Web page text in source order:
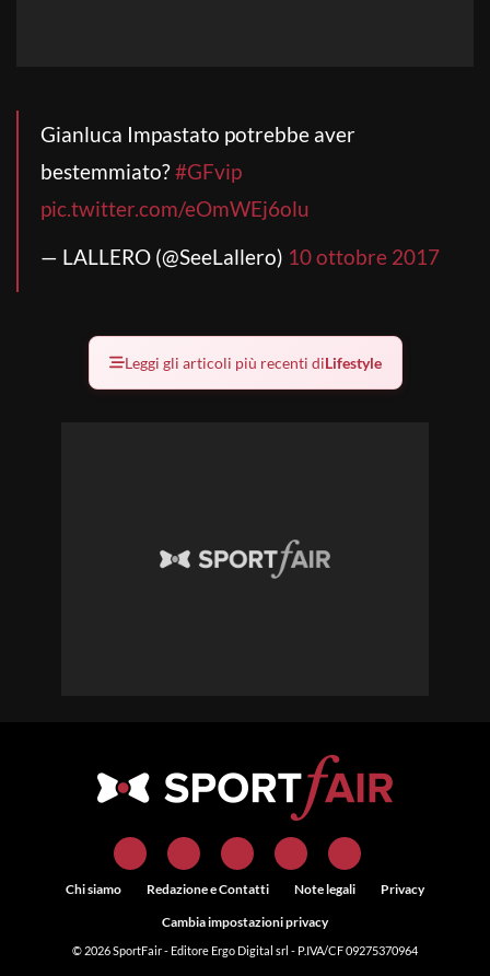
Gianluca Impastato potrebbe aver
bestemmiato?#GFvip
pic.twitter.com/eOmWEj6olu
— LALLERO (@SeeLallero) 10 ottobre 2017
Leggi gli articoli più recenti diLifestyle
Chi siamo Redazione e Contatti Note legali
Privacy
Cambia impostazioni privacy
© 2026SportFair- Editore Ergo Digital srl - P.IVA/CF 09275370964